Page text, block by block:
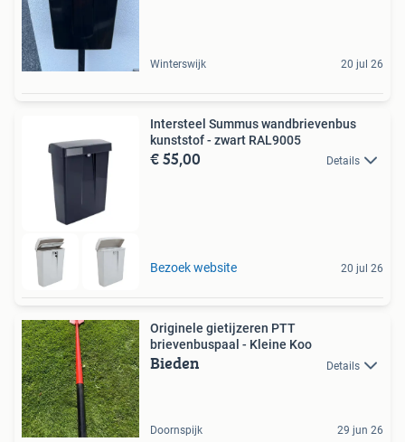
Winterswijk 20 jul 26
Intersteel Summus wandbrievenbus
kunststof - zwart RAL9005
€ 55,00 Details
Bezoek website 20 jul 26
Originele gietijzeren PTT
brievenbuspaal - Kleine Koo
Bieden Details
Doornspijk 29 jun 26